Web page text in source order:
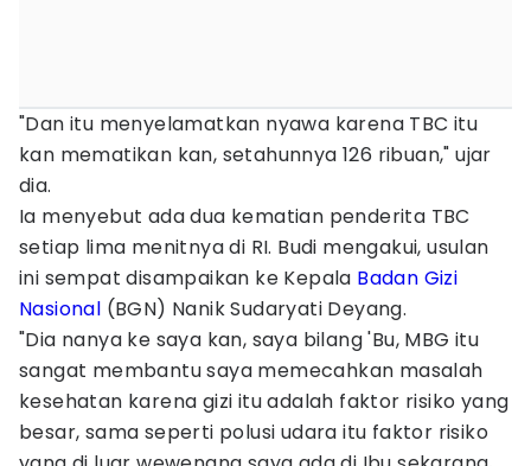
"Dan itu menyelamatkan nyawa karena TBC itu
kan mematikan kan, setahunnya 126 ribuan," ujar
dia.
Ia menyebut ada dua kematian penderita TBC
setiap lima menitnya di RI. Budi mengakui, usulan
ini sempat disampaikan ke Kepala Badan Gizi
Nasional (BGN) Nanik Sudaryati Deyang.
"Dia nanya ke saya kan, saya bilang 'Bu, MBG itu
sangat membantu saya memecahkan masalah
kesehatan karena gizi itu adalah faktor risiko yang
besar, sama seperti polusi udara itu faktor risiko